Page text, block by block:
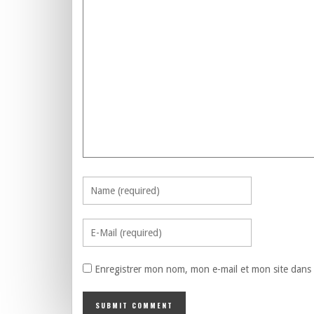
Enregistrer mon nom, mon e-mail et mon site